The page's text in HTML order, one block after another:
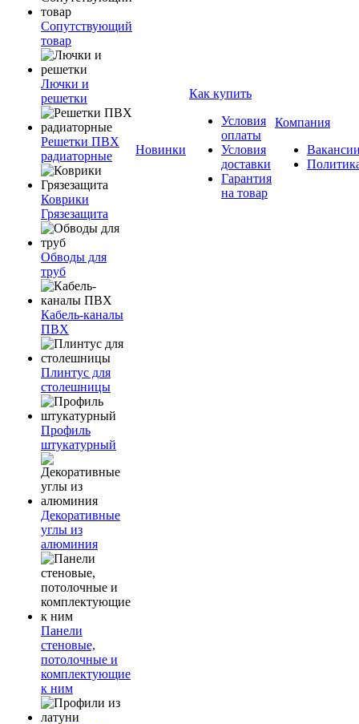
Сопутствующий
товар
Лючки и
решетки
Решетки ПВХ
радиаторные
Коврики
Грязезащита
Обводы для
труб
Кабель-каналы
ПВХ
Плинтус для
столешницы
Профиль
штукатурный
Декоративные
углы из
алюминия
Панели
стеновые,
потолочные и
комплектующие
к ним
Новинки
Как купить
Условия
оплаты
Условия
доставки
Гарантия
на товар
Компания